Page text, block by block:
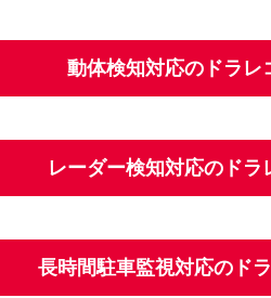
動体検知対応のドラレ
レーダー検知対応のドラ
長時間駐車監視対応のド